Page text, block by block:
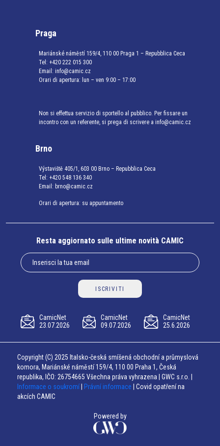
Praga
Mariánské náměstí 159/4, 110 00 Praga 1 – Repubblica Ceca
Tel: +420 222 015 300
Email: info@camic.cz
Orari di apertura: lun – ven 9:00 – 17:00
Non si effettua servizio di sportello al pubblico. Per fissare un
incontro con un referente, si prega di scrivere a info@camic.cz
Brno
Výstaviště 405/1, 603 00 Brno – Repubblica Ceca
Tel: +420 548 136 340
Email: brno@camic.cz
Orari di apertura: su appuntamento
Resta aggiornato sulle ultime novità CAMIC
ISCRIVITI
CamicNet
23.07.2026
CamicNet
09.07.2026
CamicNet
25.6.2026
Copyright (C) 2025 Italsko-česká smíšená obchodní a průmyslová
komora, Mariánské náměstí 159/4, 110 00 Praha 1, Česká
republika, IČO: 26754665 Všechna práva vyhrazena | GWC s.r.o. |
Informace o soukromí
Právní informace | Covid opatření na
akcích CAMIC
Powered by